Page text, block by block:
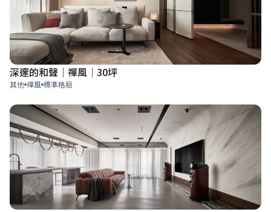
深邃的和聲│禪風│30坪
其他 禪風 標準格局